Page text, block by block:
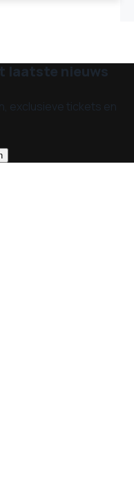
laatste nieuws
exclusieve tickets en